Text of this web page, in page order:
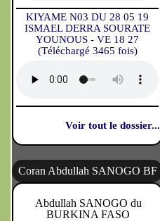
KIYAME N03 DU 28 05 19
ISMAEL DERRA SOURATE
YOUNOUS - VE 18 27
(Téléchargé 3465 fois)
Voir tout le dossier...
Coran Abdullah SANOGO BF
Abdullah SANOGO du
BURKINA FASO